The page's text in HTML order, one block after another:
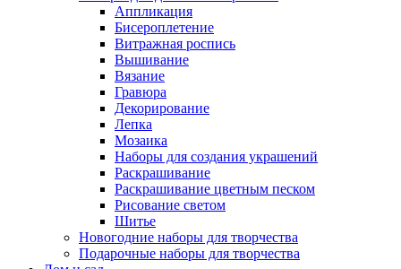
Аппликация
Бисероплетение
Витражная роспись
Вышивание
Вязание
Гравюра
Декорирование
Лепка
Мозаика
Наборы для создания украшений
Раскрашивание
Раскрашивание цветным песком
Рисование светом
Шитье
Новогодние наборы для творчества
Подарочные наборы для творчества